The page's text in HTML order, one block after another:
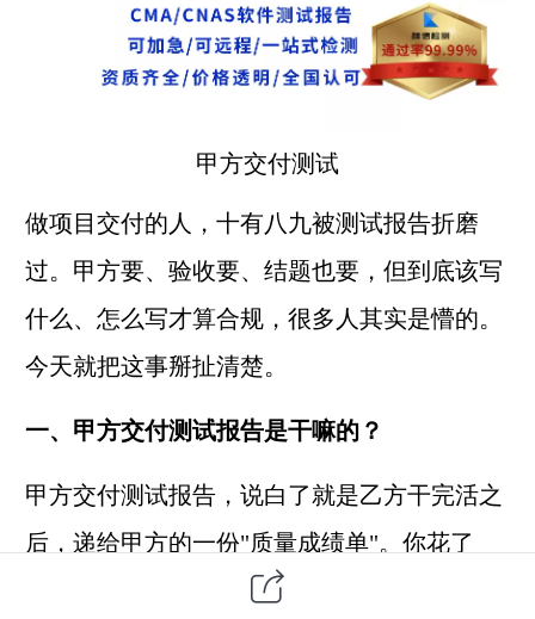
甲方交付测试
做项目交付的人，十有八九被测试报告折磨
过。甲方要、验收要、结题也要，但到底该写
什么、怎么写才算合规，很多人其实是懵的。
今天就把这事掰扯清楚。
一、甲方交付测试报告是干嘛的？
甲方交付测试报告，说白了就是乙方干完活之
后，递给甲方的一份"质量成绩单"。你花了
钱，我得证明东西没白做，功能全实现了、性